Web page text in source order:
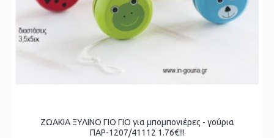
ΖΩΑΚΙΑ ΞΥΛΙΝΟ ΓΙΟ ΓΙΟ για μπομπονιέρες - γούρια
ΠΑΡ-1207/41112 1.76€!!!